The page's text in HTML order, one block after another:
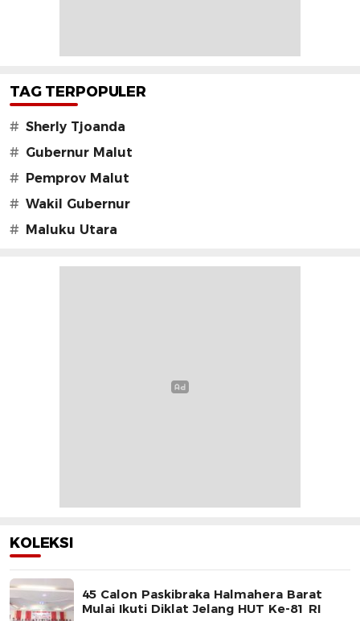
TAG TERPOPULER
# Sherly Tjoanda
# Gubernur Malut
# Pemprov Malut
# Wakil Gubernur
# Maluku Utara
KOLEKSI
45 Calon Paskibraka Halmahera Barat
Mulai Ikuti Diklat Jelang HUT Ke-81 RI